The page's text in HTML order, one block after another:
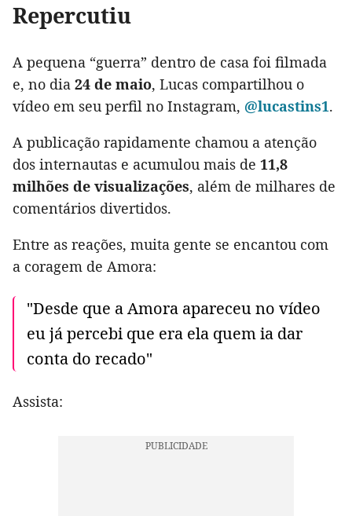
Repercutiu
A pequena “guerra” dentro de casa foi filmada
e, no dia 24 de maio, Lucas compartilhou o
vídeo em seu perfil no Instagram, @lucastins1.
A publicação rapidamente chamou a atenção
dos internautas e acumulou mais de 11,8
milhões de visualizações, além de milhares de
comentários divertidos.
Entre as reações, muita gente se encantou com
a coragem de Amora:
"Desde que a Amora apareceu no vídeo
eu já percebi que era ela quem ia dar
conta do recado"
Assista: